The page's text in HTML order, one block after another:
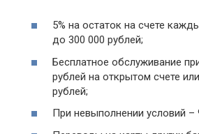
5% на остаток на счете
до 300 000 рублей;
Бесплатное обслуживание
рублей на открытом счете
рублей;
При невыполнении условий –